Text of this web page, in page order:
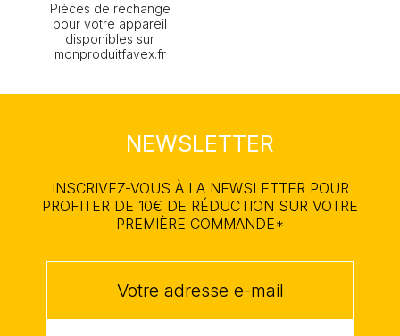
Pièces de rechange
pour votre appareil
disponibles sur
monproduitfavex.fr
NEWSLETTER
INSCRIVEZ-VOUS À LA NEWSLETTER POUR
PROFITER DE 10€ DE RÉDUCTION SUR VOTRE
PREMIÈRE COMMANDE*